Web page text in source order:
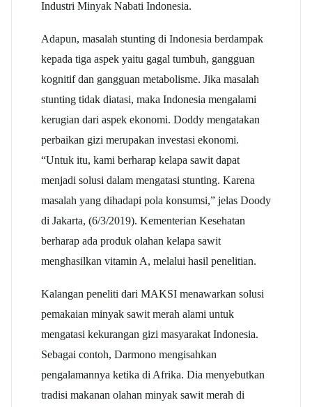
Industri Minyak Nabati Indonesia.
Adapun, masalah stunting di Indonesia berdampak
kepada tiga aspek yaitu gagal tumbuh, gangguan
kognitif dan gangguan metabolisme. Jika masalah
stunting tidak diatasi, maka Indonesia mengalami
kerugian dari aspek ekonomi. Doddy mengatakan
perbaikan gizi merupakan investasi ekonomi.
“Untuk itu, kami berharap kelapa sawit dapat
menjadi solusi dalam mengatasi stunting. Karena
masalah yang dihadapi pola konsumsi,” jelas Doody
di Jakarta, (6/3/2019). Kementerian Kesehatan
berharap ada produk olahan kelapa sawit
menghasilkan vitamin A, melalui hasil penelitian.
Kalangan peneliti dari MAKSI menawarkan solusi
pemakaian minyak sawit merah alami untuk
mengatasi kekurangan gizi masyarakat Indonesia.
Sebagai contoh, Darmono mengisahkan
pengalamannya ketika di Afrika. Dia menyebutkan
tradisi makanan olahan minyak sawit merah di